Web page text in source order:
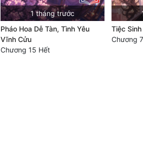
1 tháng trước
Pháo Hoa Dễ Tàn, Tình Yêu
Vĩnh Cửu
Chương 15 Hết
Tiệc
Chương